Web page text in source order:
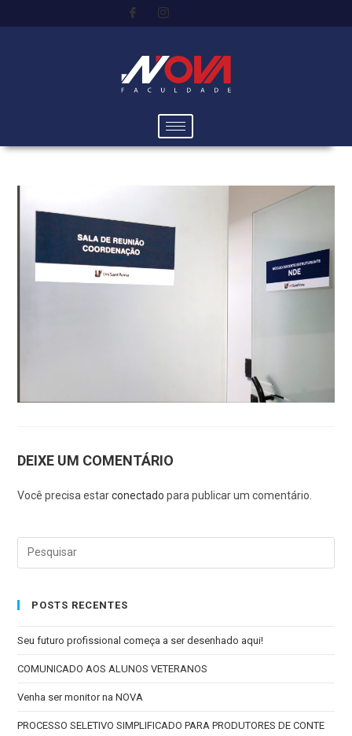
DEIXE UM COMENTÁRIO
Você precisa estarconectado para publicar um comentário.
POSTS RECENTES
Seu futuro profissional começa a ser desenhado aqui!
COMUNICADO AOS ALUNOS VETERANOS
Venha ser monitor na NOVA
PROCESSO SELETIVO SIMPLIFICADO PARA PRODUTORES DE CONTE